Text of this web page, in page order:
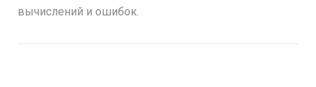
вычислений и ошибок.